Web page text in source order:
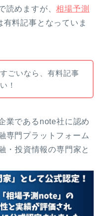
読めますが、相場予測
有料記事となっていま
ごいなら、有料記事
！
業であるnote社に認め
専門プラットフォーム
・投資情報の専門家と